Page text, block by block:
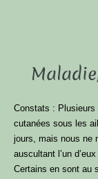
Constats : Plusieurs
cutanées sous les
jours, mais nous ne
auscultant l’un
Certains en sont au